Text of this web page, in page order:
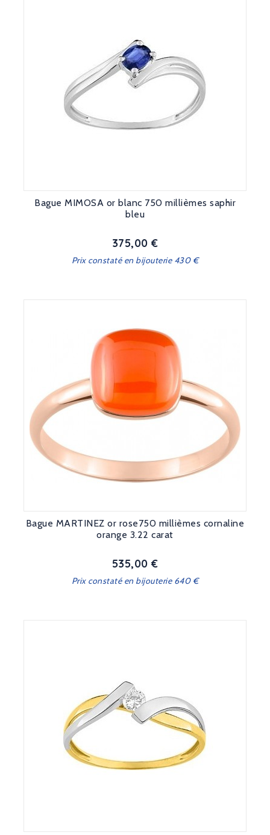
Bague MIMOSA or blanc 750 millièmes saphir
bleu
Prix
375,00 €
Prix constaté en bijouterie 430 €
Bague MARTINEZ or rose750 millièmes cornaline
orange 3.22 carat
Prix
535,00 €
Prix constaté en bijouterie 640 €